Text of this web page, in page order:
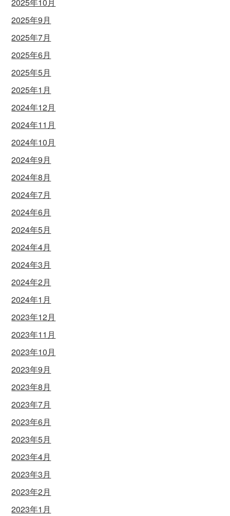
2025年10月
2025年9月
2025年7月
2025年6月
2025年5月
2025年1月
2024年12月
2024年11月
2024年10月
2024年9月
2024年8月
2024年7月
2024年6月
2024年5月
2024年4月
2024年3月
2024年2月
2024年1月
2023年12月
2023年11月
2023年10月
2023年9月
2023年8月
2023年7月
2023年6月
2023年5月
2023年4月
2023年3月
2023年2月
2023年1月